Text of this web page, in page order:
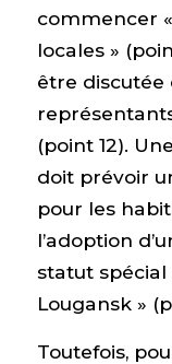
commencer
locales »
être discutée
(point 12).
doit prévoir
pour les
l’adoption
statut
Lougansk »
Toutefois,